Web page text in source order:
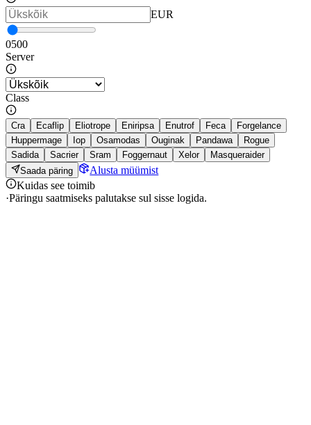
EUR
0500
Server
Class
Cra Ecaflip Eliotrope Eniripsa Enutrof Feca
Forgelance
Huppermage
Iop Osamodas Ouginak Pandawa
Rogue
Sadida
Sacrier Sram Foggernaut Xelor
Masqueraider
Saada päring
Alusta müümist
Kuidas see toimib
·Päringu saatmiseks palutakse sul sisse logida.